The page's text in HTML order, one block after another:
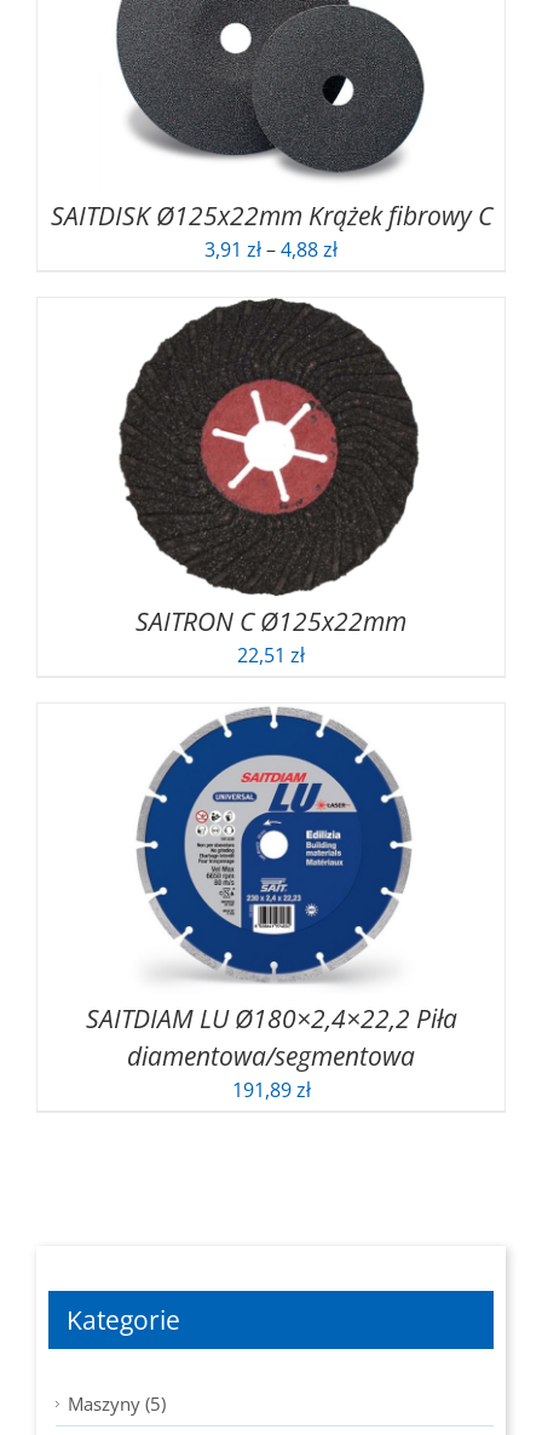
SAITDISK Ø125x22mm Krążek fibrowy C
3,91 zł–4,88złZakres
3,91 zł
do
4,88 zł
SAITRON C Ø125x22mm
22,51 zł
SAITDIAM LU Ø180×2,4×22,2 Piła
diamentowa/segmentowa
191,89zł
Kategorie
Maszyny (5)